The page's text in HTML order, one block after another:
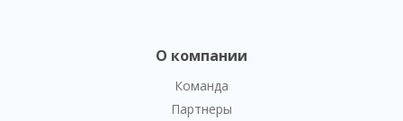
О компании
Команда
Партнеры